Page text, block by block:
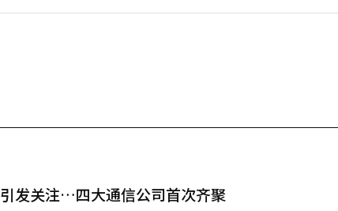
发关注…四大通信公司首次齐聚